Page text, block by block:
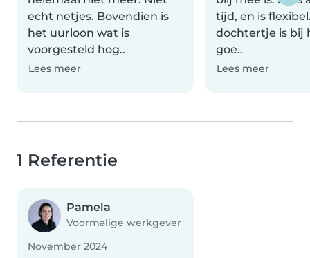
echt netjes. Bovendien is
het uurloon wat is
voorgesteld hog..
Lees meer
tijd, en is
dochtertje is bij
goe..
Lees meer
1 Referentie
Pamela
Voormalige werkgever
November 2024